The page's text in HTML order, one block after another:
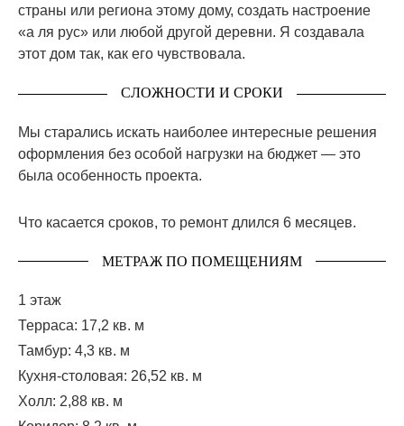
страны или региона этому дому, создать настроение
«а ля рус» или любой другой деревни. Я создавала
этот дом так, как его чувствовала.
СЛОЖНОСТИ И СРОКИ
Мы старались искать наиболее интересные решения
оформления без особой нагрузки на бюджет — это
была особенность проекта.
Что касается сроков, то ремонт длился 6 месяцев.
МЕТРАЖ ПО ПОМЕЩЕНИЯМ
1 этаж
Терраса: 17,2 кв. м
Тамбур: 4,3 кв. м
Кухня-столовая: 26,52 кв. м
Холл: 2,88 кв. м